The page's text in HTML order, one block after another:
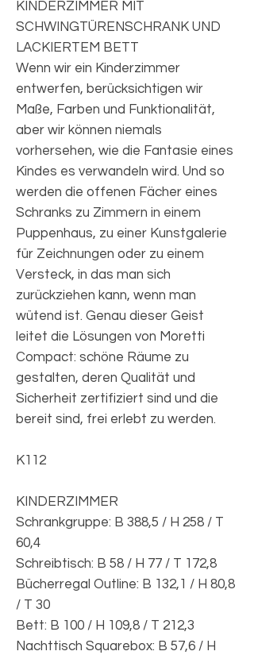
KINDERZIMMER MIT
SCHWINGTÜRENSCHRANK UND
LACKIERTEM BETT
Wenn wir ein Kinderzimmer
entwerfen, berücksichtigen wir
Maße, Farben und Funktionalität,
aber wir können niemals
vorhersehen, wie die Fantasie eines
Kindes es verwandeln wird. Und so
werden die offenen Fächer eines
Schranks zu Zimmern in einem
Puppenhaus, zu einer Kunstgalerie
für Zeichnungen oder zu einem
Versteck, in das man sich
zurückziehen kann, wenn man
wütend ist. Genau dieser Geist
leitet die Lösungen von Moretti
Compact: schöne Räume zu
gestalten, deren Qualität und
Sicherheit zertifiziert sind und die
bereit sind, frei erlebt zu werden.
K112
KINDERZIMMER
Schrankgruppe: B 388,5 / H 258 / T
60,4
Schreibtisch: B 58 / H 77 / T 172,8
Bücherregal Outline: B 132,1 / H 80,8
/ T 30
Bett: B 100 / H 109,8 / T 212,3
Nachttisch Squarebox: B 57,6 / H